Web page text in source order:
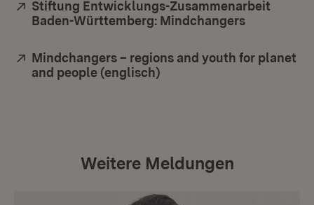
Extern:
Stiftung Entwicklungs-Zusammenarbeit
Baden-Württemberg: Mindchangers
Extern:
Mindchangers – regions and youth for planet
and people (englisch)
Weitere Meldungen